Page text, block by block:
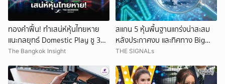
ทองคำฟื้น! ทำเสน่ห์หุ้นไทยหาย
แนะกลยุทธ์ Domestic Play ชู 3
หุ้นเด่น
The Bangkok Insight
สแกน 5 หุ้นพื้นฐานแกร่งน่าสะสม
หลังประกาศงบ และทิศทาง Big
Tech ในเวลานี้
THE SIGNALs